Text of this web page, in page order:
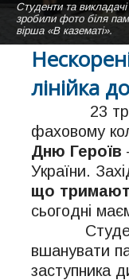
Студенти та
зробили фото біля
вірша «В казематі».
Навчальний корпус
Вигляд зі сторони
Студентки нашого
лінійка
23
фаховому
Дню Героїв
України.
що
сьогодні
вшанувати
заступника